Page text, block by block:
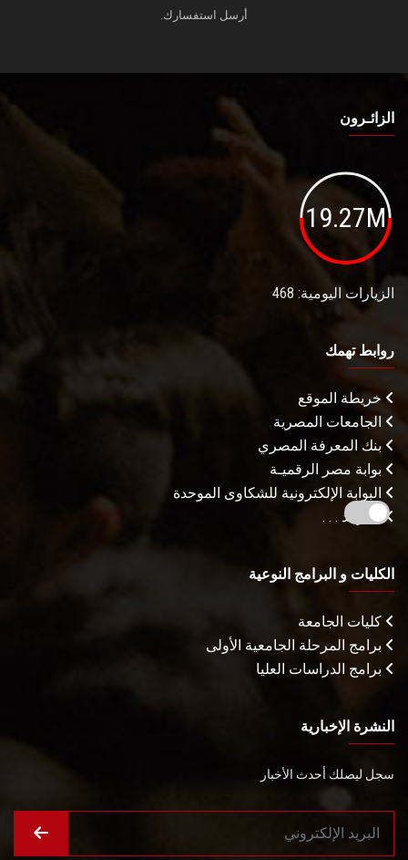
أرسل استفسارك.
الزائـرون
19.27M
الزيارات اليومية: 468
روابط تهمك
خريطة الموقع
الجامعات المصرية
بنك المعرفة المصري
بوابة مصر الرقميـة
البوابة الإلكترونية للشكاوى الموحدة
المزيـد . . .
الكليات و البرامج النوعية
كليات الجامعة
برامج المرحلة الجامعية الأولى
برامج الدراسات العليا
النشرة الإخبارية
سجل ليصلك أحدث الأخبار